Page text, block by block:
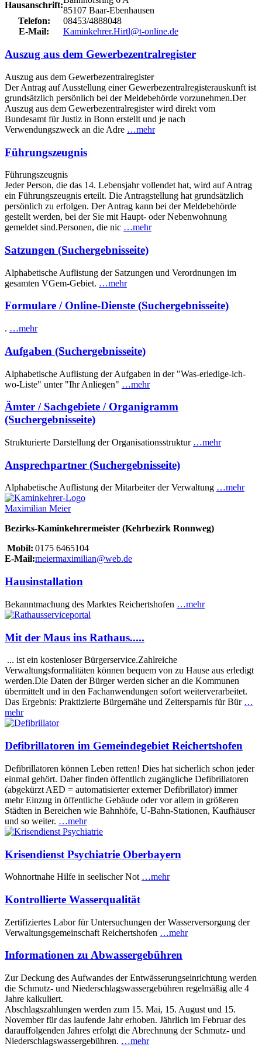
Hausanschrift:
85107 Baar-Ebenhausen
Telefon:
08453/4888048
E-Mail:
Kaminkehrer.Hirtl@t-online.de
Auszug aus dem Gewerbezentralregister
Auszug aus dem Gewerbezentralregister
Der Antrag auf Ausstellung einer Gewerbezentralregisterauskunft ist
grundsätzlich persönlich bei der Meldebehörde vorzunehmen.Der
Auszug aus dem Gewerbezentralregister wird direkt vom
Bundesamt für Justiz in Bonn erstellt und je nach
Verwendungszweck an die Adre …mehr
Führungszeugnis
Führungszeugnis
Jeder Person, die das 14. Lebensjahr vollendet hat, wird auf Antrag
ein Führungszeugnis erteilt. Die Antragstellung hat grundsätzlich
persönlich zu erfolgen. Der Antrag kann bei der Meldebehörde
gestellt werden, bei der Sie mit Haupt- oder Nebenwohnung
gemeldet sind.Personen, die nic …mehr
Satzungen (Suchergebnisseite)
Alphabetische Auflistung der Satzungen und Verordnungen im
gesamten VGem-Gebiet. …mehr
Formulare / Online-Dienste (Suchergebnisseite)
. …mehr
Aufgaben (Suchergebnisseite)
Alphabetische Auflistung der Aufgaben in der "Was-erledige-ich-
wo-Liste" unter "Ihr Anliegen" …mehr
Ämter / Sachgebiete / Organigramm
(Suchergebnisseite)
Strukturierte Darstellung der Organisationsstruktur …mehr
Ansprechpartner (Suchergebnisseite)
Alphabetische Auflistung der Mitarbeiter der Verwaltung …mehr
Maximilian Meier
Bezirks-Kaminkehrermeister (Kehrbezirk Ronnweg)
Mobil: 0175 6465104
E-Mail:meiermaximilian@web.de
Hausinstallation
Bekanntmachung des Marktes Reichertshofen …mehr
Mit der Maus ins Rathaus.....
... ist ein kostenloser Bürgerservice.Zahlreiche
Verwaltungsformalitäten können bequem von zu Hause aus erledigt
werden.Die Daten der Bürger werden sicher an die Kommunen
übermittelt und in den Fachanwendungen sofort weiterverarbeitet.
Das Ergebnis: Praktizierte Bürgernähe und Zeitersparnis für Bür …
mehr
Defibrillatoren im Gemeindegebiet Reichertshofen
Defibrillatoren können Leben retten! Dies hat sicherlich schon jeder
einmal gehört. Daher finden öffentlich zugängliche Defibrillatoren
(abgekürzt AED = automatisierter externer Defibrillator) immer
mehr Einzug in öffentliche Gebäude oder vor allem in größeren
Städten in Bereichen wie Bahnhöfe, U-Bahn-Stationen, Kaufhäuser
und so weiter. …mehr
Krisendienst Psychiatrie Oberbayern
Wohnortnahe Hilfe in seelischer Not …mehr
Kontrollierte Wasserqualität
Zertifiziertes Labor für Untersuchungen der Wasserversorgung der
Verwaltungsgemeinschaft Reichertshofen …mehr
Informationen zu Abwassergebühren
Zur Deckung des Aufwandes der Entwässerungseinrichtung werden
die Schmutz- und Niederschlagswassergebühren regelmäßig alle 4
Jahre kalkuliert.
Abschlagszahlungen werden zum 15. Mai, 15. August und 15.
November für das laufende Jahr erhoben. Jährlich im Februar des
darauffolgenden Jahres erfolgt die Abrechnung der Schmutz- und
Niederschlagswassergebühren. …mehr